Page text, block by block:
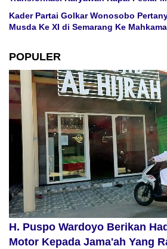
Kader Partai Golkar Wonosobo
Musda Ke XI di Semarang Ke
POPULER
H. Puspo Wardoyo Berikan
Motor Kepada Jama'ah Yang